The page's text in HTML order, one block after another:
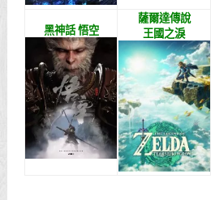
黑神話 悟空
薩爾達傳說
王國之淚